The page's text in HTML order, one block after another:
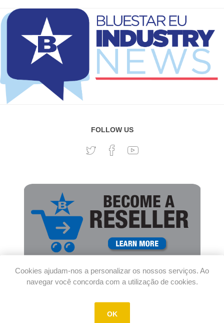
FOLLOW US
Copyright © 2026 Bluestoreinc. Todos os direitos reservados.
Cookies ajudam-nos a personalizar os nossos serviços. Ao
navegar você concorda com a utilização de cookies.
OK